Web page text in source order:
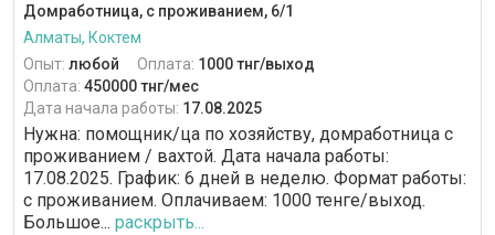
Домработница, с проживанием, 6/1
Алматы, Коктем
Опыт: любой Оплата: 1000 тнг/выход
Оплата: 450000 тнг/мес
Дата начала работы: 17.08.2025
Нужна: помощник/ца по хозяйству, домработница с
проживанием / вахтой. Дата начала работы:
17.08.2025. График: 6 дней в неделю. Формат работы:
c проживанием. Оплачиваем: 1000 тенге/выход.
Большое... раскрыть...